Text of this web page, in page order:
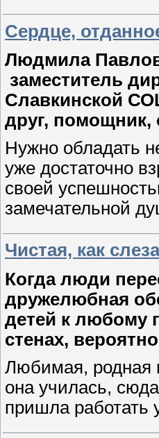
Сердце,
Людмила
заместитель
Славкинской
друг, помощник,
Нужно обладать
уже достаточно
своей
замечательной
Чистая, как слеза
Когда люди
дружелюбная
детей к любому
стенах,
Любимая, родная
она училась,
пришла работать